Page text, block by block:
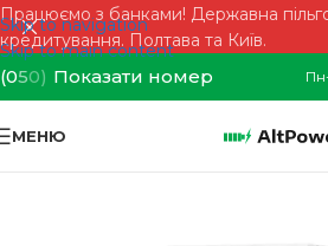
Skip to navigation
Skip to main content
Працюємо з банками! Державна
кредитування. Полтава та Київ.
(050) Показати номер
МЕНЮ